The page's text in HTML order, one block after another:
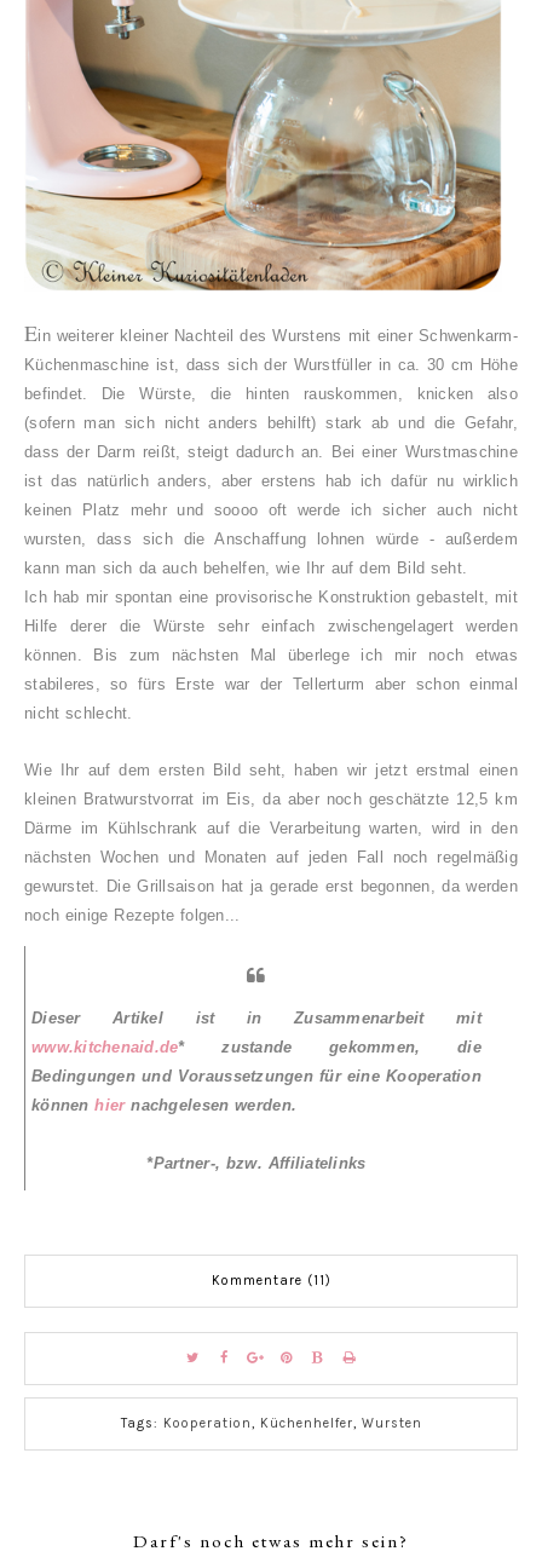
Ein weiterer kleiner Nachteil des Wurstens mit einer Schwenkarm-
Küchenmaschine ist, dass sich der Wurstfüller in ca. 30 cm Höhe
befindet. Die Würste, die hinten rauskommen, knicken also
(sofern man sich nicht anders behilft) stark ab und die Gefahr,
dass der Darm reißt, steigt dadurch an. Bei einer Wurstmaschine
ist das natürlich anders, aber erstens hab ich dafür nu wirklich
keinen Platz mehr und soooo oft werde ich sicher auch nicht
wursten, dass sich die Anschaffung lohnen würde - außerdem
kann man sich da auch behelfen, wie Ihr auf dem Bild seht.
Ich hab mir spontan eine provisorische Konstruktion gebastelt, mit
Hilfe derer die Würste sehr einfach zwischengelagert werden
können. Bis zum nächsten Mal überlege ich mir noch etwas
stabileres, so fürs Erste war der Tellerturm aber schon einmal
nicht schlecht.
Wie Ihr auf dem ersten Bild seht, haben wir jetzt erstmal einen
kleinen Bratwurstvorrat im Eis, da aber noch geschätzte 12,5 km
Därme im Kühlschrank auf die Verarbeitung warten, wird in den
nächsten Wochen und Monaten auf jeden Fall noch regelmäßig
gewurstet. Die Grillsaison hat ja gerade erst begonnen, da werden
noch einige Rezepte folgen...
Dieser Artikel ist in Zusammenarbeit mit
www.kitchenaid.de* zustande gekommen, die
Bedingungen und Voraussetzungen für eine Kooperation
könnenhiernachgelesen werden.
*Partner-, bzw. Affiliatelinks
Kommentare (11)
Tags: Kooperation, Küchenhelfer, Wursten
Darf's noch etwas mehr sein?